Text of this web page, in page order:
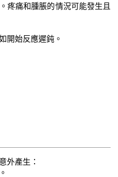
疼痛和腫脹的情況可能發生且
開始反應遲鈍。
外產生：